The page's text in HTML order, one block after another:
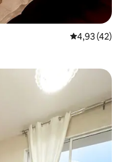
Средна
4,93 (42)